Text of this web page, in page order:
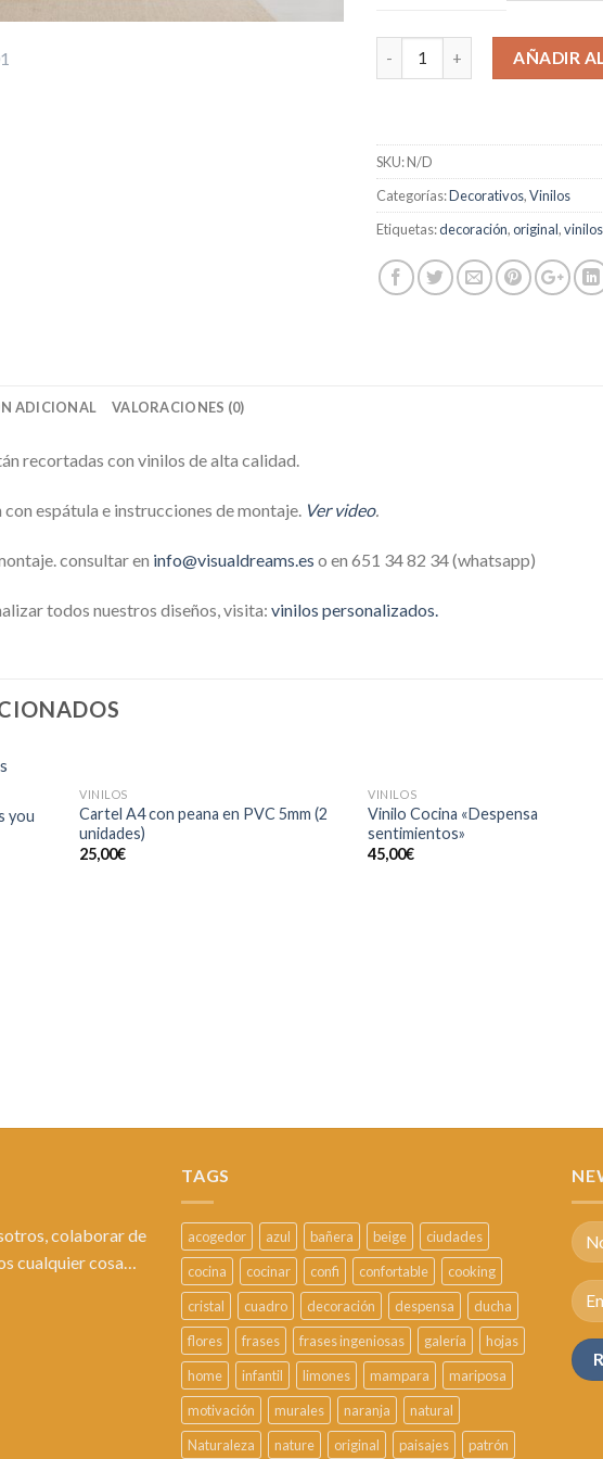
AÑADIR
SKU:N/D
Categorías:Decorativos,Vinilos
Etiquetas:decoración,original,vinilos
ADICIONAL VALORACIONES (0)
recortadas con vinilos de alta calidad.
espátula e instrucciones de montaje. Ver video.
consultar en info@visualdreams.es o en 651 34 82 34 (whatsapp)
todos nuestros diseños, visita: vinilos personalizados.
a la
you
Añadir
a la
VINILOS
Cartel A4 con peana en PVC 5mm (2
unidades)
25,00€
VINILOS
Vinilo Cocina «Despensa
sentimientos»
45,00€
colaborar de
cualquier cosa…
TAGS
acogedor azul bañera beige
ciudades
cocina
cocinar confi confortable
cooking
cristal
cuadro decoración despensa
ducha
flores
frases frases ingeniosas galería
hojas
home
infantil limones mampara
mariposa
motivación
murales naranja
natural
Naturaleza
nature original paisajes patrón